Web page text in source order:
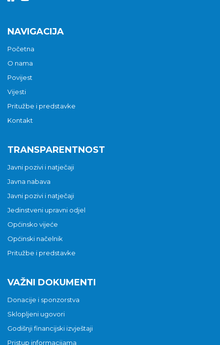
NAVIGACIJA
Početna
O nama
Povijest
Vijesti
Pritužbe i predstavke
Kontakt
TRANSPARENTNOST
Javni pozivi i natječaji
Javna nabava
Javni pozivi i natječaji
Jedinstveni upravni odjel
Općinsko vijeće
Općinski načelnik
Pritužbe i predstavke
VAŽNI DOKUMENTI
Donacije i sponzorstva
Sklopljeni ugovori
Godišnji financijski izvještaji
Pristup informacijama